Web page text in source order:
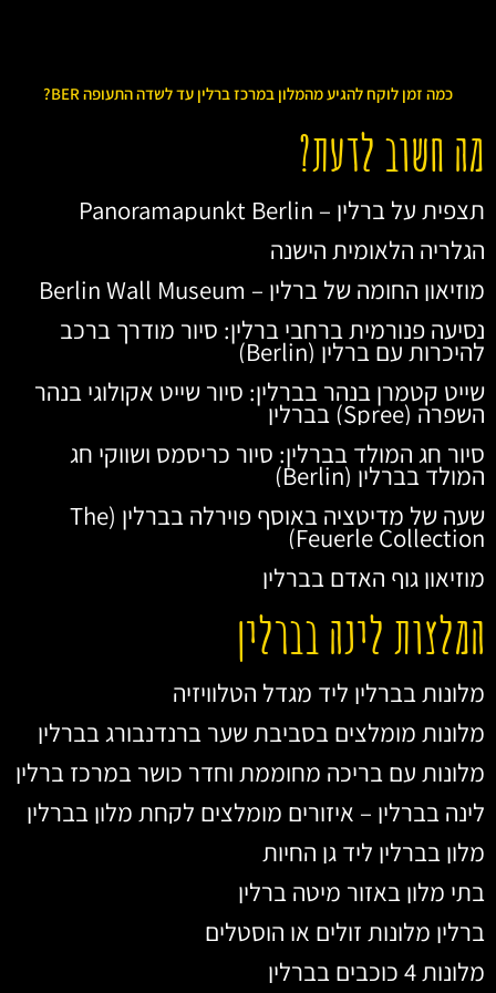
כמה זמן לוקח להגיע מהמלון במרכז ברלין עד לשדה התעופה BER?
מה חשוב לדעת?
תצפית על ברלין – Panoramapunkt Berlin
הגלריה הלאומית הישנה
מוזיאון החומה של ברלין – Berlin Wall Museum
נסיעה פנורמית ברחבי ברלין: סיור מודרך ברכב
להיכרות עם ברלין (Berlin)
שייט קטמרן בנהר בברלין: סיור שייט אקולוגי בנהר
השפרה (Spree) בברלין
סיור חג המולד בברלין: סיור כריסמס ושווקי חג
המולד בברלין (Berlin)
שעה של מדיטציה באוסף פוירלה בברלין (The
Feuerle Collection)
מוזיאון גוף האדם בברלין
המלצות לינה בברלין
מלונות בברלין ליד מגדל הטלוויזיה
מלונות מומלצים בסביבת שער ברנדנבורג בברלין
מלונות עם בריכה מחוממת וחדר כושר במרכז ברלין
לינה בברלין – איזורים מומלצים לקחת מלון בברלין
מלון בברלין ליד גן החיות
בתי מלון באזור מיטה ברלין
ברלין מלונות זולים או הוסטלים
מלונות 4 כוכבים בברלין